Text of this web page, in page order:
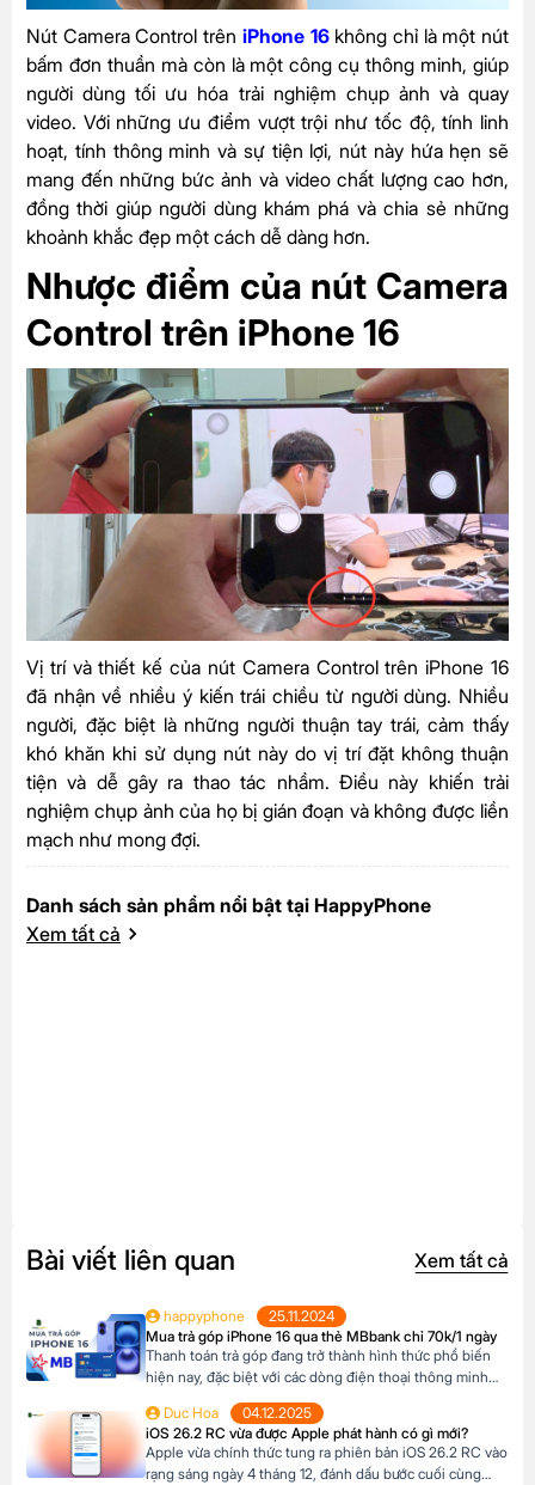
Nút Camera Control trên iPhone 16không chỉ là một nút
bấm đơn thuần mà còn là một công cụ thông minh, giúp
người dùng tối ưu hóa trải nghiệm chụp ảnh và quay
video. Với những ưu điểm vượt trội như tốc độ, tính linh
hoạt, tính thông minh và sự tiện lợi, nút này hứa hẹn sẽ
mang đến những bức ảnh và video chất lượng cao hơn,
đồng thời giúp người dùng khám phá và chia sẻ những
khoảnh khắc đẹp một cách dễ dàng hơn.
Nhược điểm của nút Camera
Control trên iPhone 16
Vị trí và thiết kế của nút Camera Control trên iPhone 16
đã nhận về nhiều ý kiến trái chiều từ người dùng. Nhiều
người, đặc biệt là những người thuận tay trái, cảm thấy
khó khăn khi sử dụng nút này do vị trí đặt không thuận
tiện và dễ gây ra thao tác nhầm. Điều này khiến trải
nghiệm chụp ảnh của họ bị gián đoạn và không được liền
mạch như mong đợi.
Danh sách sản phẩm nổi bật tại HappyPhone
Xem tất cả
Bài viết liên quan Xem tất cả
happyphone
25.11.2024
Mua trả góp iPhone 16 qua thẻ MBbank chỉ 70k/1 ngày
Thanh toán trả góp đang trở thành hình thức phổ biến
hiện nay, đặc biệt với các dòng điện thoại thông minh
khả năng tài chính tức thời của nhiều người Tại Happy
Phone, khách hàng có thể lựa chọn chương trình trả […]
Duc Hoa
04.12.2025
iOS 26.2 RC vừa được Apple phát hành có gì mới?
Apple vừa chính thức tung ra phiên bản iOS 26.2 RC vào
rạng sáng ngày 4 tháng 12, đánh dấu bước cuối cùng